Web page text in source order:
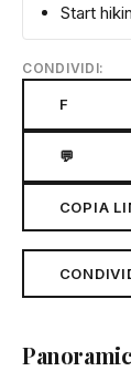
Start
CONDIVIDI:
F
💬
COPIA